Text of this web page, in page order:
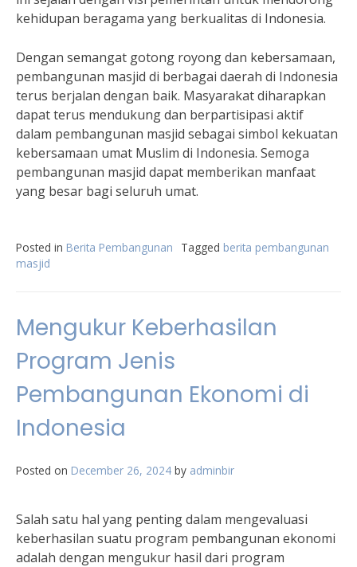
kehidupan beragama yang berkualitas di Indonesia.
Dengan semangat gotong royong dan kebersamaan,
pembangunan masjid di berbagai daerah di Indonesia
terus berjalan dengan baik. Masyarakat diharapkan
dapat terus mendukung dan berpartisipasi aktif
dalam pembangunan masjid sebagai simbol kekuatan
kebersamaan umat Muslim di Indonesia. Semoga
pembangunan masjid dapat memberikan manfaat
yang besar bagi seluruh umat.
Posted in Berita Pembangunan Tagged berita pembangunan
masjid
Mengukur Keberhasilan
Program Jenis
Pembangunan Ekonomi di
Indonesia
Posted on December 26, 2024 by adminbir
Salah satu hal yang penting dalam mengevaluasi
keberhasilan suatu program pembangunan ekonomi
adalah dengan mengukur hasil dari program